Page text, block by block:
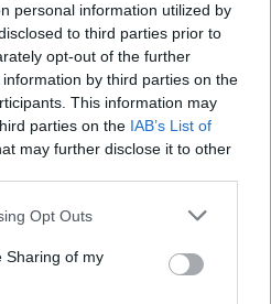
personal information utilized by
to third parties prior to
opt-out of the further
by third parties on the
This information may
parties on the IAB’s List of
may further disclose it to other
Opt Outs
Sharing of my